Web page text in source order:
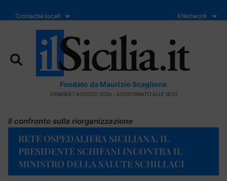
Cronache locali Il Network
Fondato da Maurizio Scaglione
VENERDÌ 7 AGOSTO 2026 - AGGIORNATO ALLE 18:01
Il confronto sulla riorganizzazione
RETE OSPEDALIERA SICILIANA, IL
PRESIDENTE SCHIFANI INCONTRA IL
MINISTRO DELLA SALUTE SCHILLACI